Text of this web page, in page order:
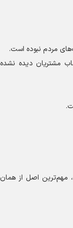
مردم نبوده است.
مشتریان دیده نشده
مهم‌ترین اصل از همان